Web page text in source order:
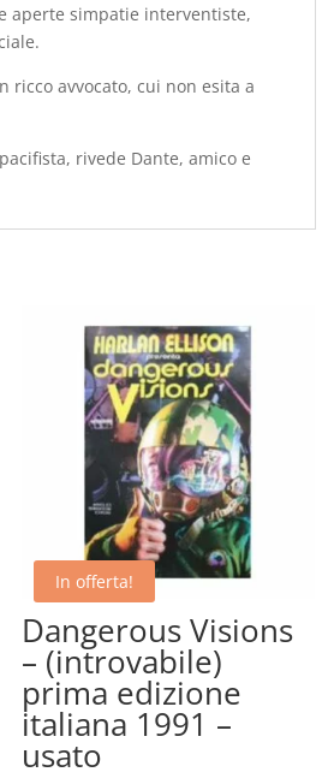
aperte simpatie interventiste,
ricco avvocato, cui non esita a
rivede Dante, amico e
In offerta!
Dangerous Visions
– (introvabile)
prima edizione
italiana 1991 –
usato